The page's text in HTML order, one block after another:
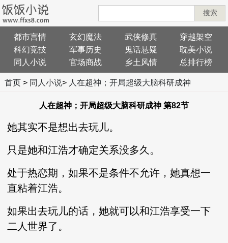
搜索
都市言情 玄幻魔法 武侠修真
穿越架空
科幻竞技
军事历史 鬼话悬疑
耽美小说
同人小说
官场商战 乡土风情 总排行榜
首页> 同人小说> 人在超神；开局超级大脑科研成神
人在超神；开局超级大脑科研成神 第82节
她其实不是想出去玩儿。
只是她和江浩才确定关系没多久。
处于热恋期，如果不是条件不允许，她真想一
直粘着江浩。
如果出去玩儿的话，她就可以和江浩享受一下
二人世界了。